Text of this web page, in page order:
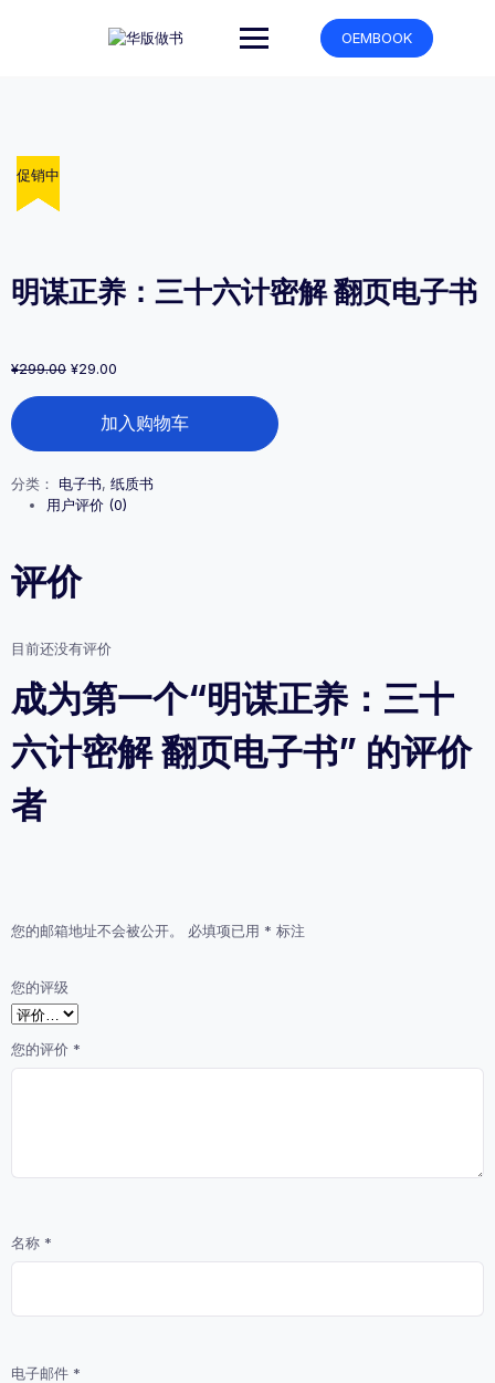
OEMBOOK
促销中
明谋正养：三十六计密解 翻页电子书
¥299.00 原
¥299.00。
¥29.00
格
为：
明
谋
正
三
密
解
电
书
数
量
加入购物车
分类： 电子书, 纸质书
用户评价 (0)
评价
目前还没有评价
成为第一个“明谋正养：三十
六计密解 翻页电子书” 的评价
者
您的邮箱地址不会被公开。 必填项已用 * 标注
您的评级
您的评价 *
名称 *
电子邮件 *
促销中
促销中
促销中
促销中